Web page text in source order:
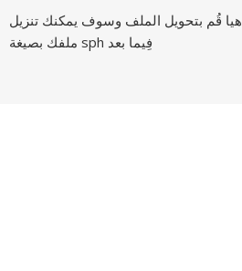
هيا قُم بتحويل الملف وسوف يمكنك تنزيل
ملفك بصيغة sph فِيما بعد